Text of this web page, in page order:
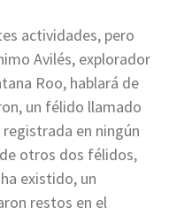
actividades, pero
Avilés, explorador
Roo, hablará de
un félido llamado
en ningún
otros dos félidos,
existido, un
restos en el